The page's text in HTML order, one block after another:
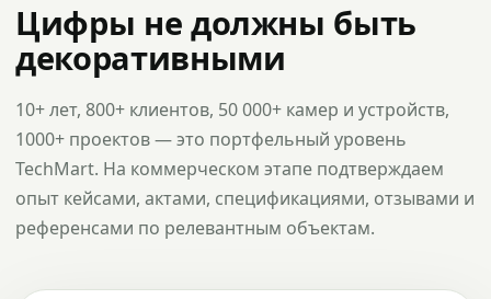
Цифры не должны быть
декоративными
10+ лет, 800+ клиентов, 50 000+ камер и устройств,
1000+ проектов — это портфельный уровень
TechMart. На коммерческом этапе подтверждаем
опыт кейсами, актами, спецификациями, отзывами и
референсами по релевантным объектам.